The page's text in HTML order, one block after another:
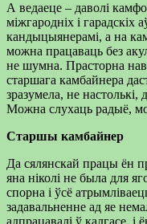
А ведаеце – даволі
міжгародніх і гарадскіх
кандыцыянерамі, а на
можна працаваць без
не шумна. Прасторна
старшага камбайнера
зразумела, не настолькі,
Можна слухаць радыё,
Старшы камбайнер
Да сялянскай працы ён
яна ніколі не была для
спорна і ўсё
задавальненне ад яе
адпрацавалі ў калгасе, і